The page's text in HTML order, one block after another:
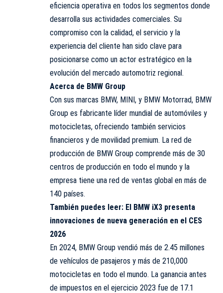
eficiencia operativa en todos los segmentos donde
desarrolla sus actividades comerciales. Su
compromiso con la calidad, el servicio y la
experiencia del cliente han sido clave para
posicionarse como un actor estratégico en la
evolución del mercado automotriz regional.
Acerca de BMW Group
Con sus marcas BMW, MINI, y BMW Motorrad, BMW
Group es fabricante líder mundial de automóviles y
motocicletas, ofreciendo también servicios
financieros y de movilidad premium. La red de
producción de BMW Group comprende más de 30
centros de producción en todo el mundo y la
empresa tiene una red de ventas global en más de
140 países.
También puedes leer: El BMW iX3 presenta
innovaciones de nueva generación en el CES
2026
En 2024, BMW Group vendió más de 2.45 millones
de vehículos de pasajeros y más de 210,000
motocicletas en todo el mundo. La ganancia antes
de impuestos en el ejercicio 2023 fue de 17.1